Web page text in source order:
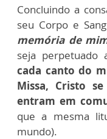
Concluindo a
seu Corpo e
memória de
seja perpetuado
cada canto do
Missa, Cristo
entram em
que a mesma
mundo).